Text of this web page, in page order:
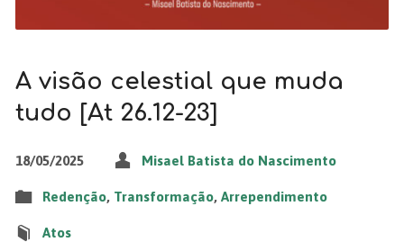
A visão celestial que muda
tudo [At 26.12-23]
18/05/2025 Misael Batista do Nascimento
Redenção, Transformação, Arrependimento
Atos